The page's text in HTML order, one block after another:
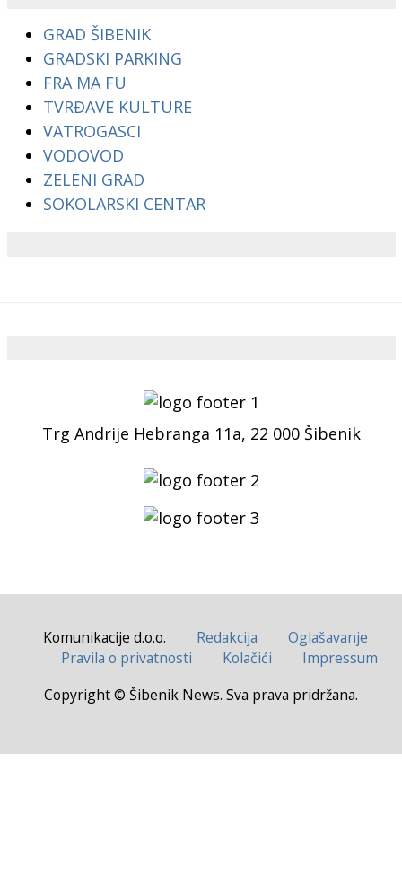
GRAD ŠIBENIK
GRADSKI PARKING
FRA MA FU
TVRĐAVE KULTURE
VATROGASCI
VODOVOD
ZELENI GRAD
SOKOLARSKI CENTAR
Trg Andrije Hebranga 11a, 22 000 Šibenik
Komunikacije d.o.o. Redakcija
Oglašavanje
Pravila o privatnosti
Kolačići
Impressum
Copyright © Šibenik News. Sva prava pridržana.